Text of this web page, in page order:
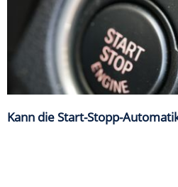
Kann die Start-Stopp-